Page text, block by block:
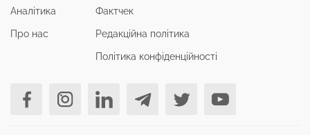
Аналітика
Про нас
Фактчек
Редакційна політика
Політика конфіденційності